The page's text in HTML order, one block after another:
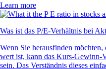
Learn more
Was ist das P/E-Verhältnis bei
Wenn Sie herausfinden
wert ist, kann das Kurs-Gewinn-
sein. Das Verständnis dieses